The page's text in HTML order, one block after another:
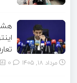
مرداد ۱۸, ۱۴۰۵